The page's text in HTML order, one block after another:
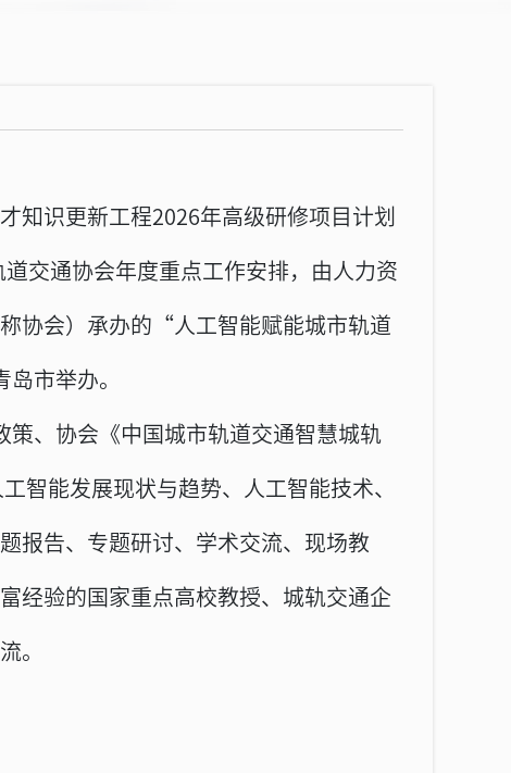
知识更新工程2026年高级研修项目计划
交通协会年度重点工作安排，由人力资
协会）承办的“人工智能赋能城市轨道
市举办。
、协会《中国城市轨道交通智慧城轨
智能发展现状与趋势、人工智能技术、
报告、专题研讨、学术交流、现场教
经验的国家重点高校教授、城轨交通企
。